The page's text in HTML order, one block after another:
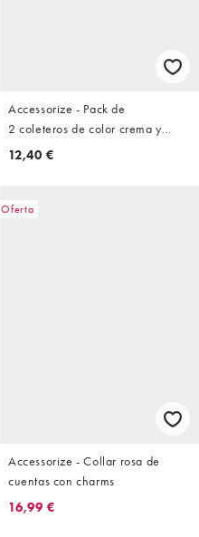
Accessorize - Pack de
2 coleteros de color crema y
marrón chocolate con estampado
12,40 €
Oferta
Accessorize - Collar rosa de
cuentas con charms
16,99 €